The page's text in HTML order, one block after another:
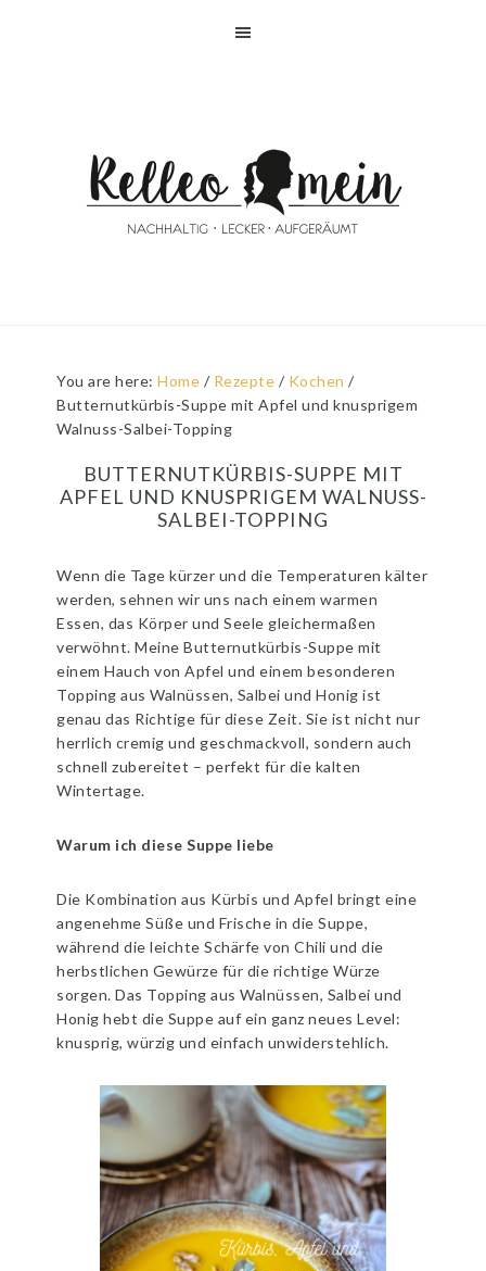
You are here:Home / Rezepte / Kochen /
Butternutkürbis-Suppe mit Apfel und knusprigem
Walnuss-Salbei-Topping
BUTTERNUTKÜRBIS-SUPPE MIT
APFEL UND KNUSPRIGEM WALNUSS-
SALBEI-TOPPING
Wenn die Tage kürzer und die Temperaturen kälter
werden, sehnen wir uns nach einem warmen
Essen, das Körper und Seele gleichermaßen
verwöhnt. Meine Butternutkürbis-Suppe mit
einem Hauch von Apfel und einem besonderen
Topping aus Walnüssen, Salbei und Honig ist
genau das Richtige für diese Zeit. Sie ist nicht nur
herrlich cremig und geschmackvoll, sondern auch
schnell zubereitet – perfekt für die kalten
Wintertage.
Warum ich diese Suppe liebe
Die Kombination aus Kürbis und Apfel bringt eine
angenehme Süße und Frische in die Suppe,
während die leichte Schärfe von Chili und die
herbstlichen Gewürze für die richtige Würze
sorgen. Das Topping aus Walnüssen, Salbei und
Honig hebt die Suppe auf ein ganz neues Level:
knusprig, würzig und einfach unwiderstehlich.